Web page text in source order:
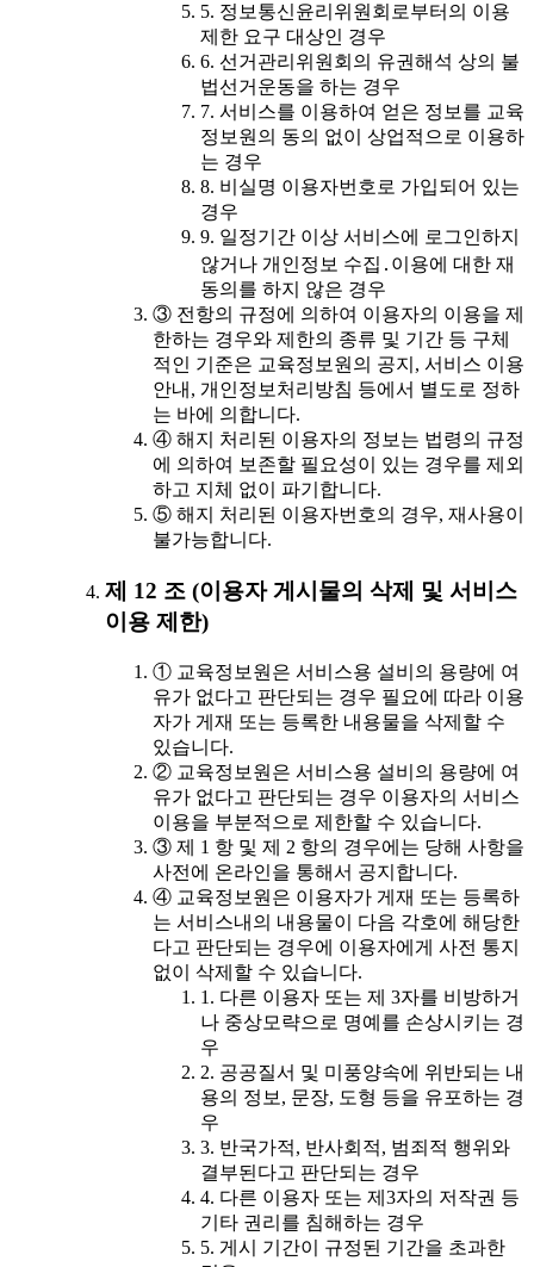
5. 정보통신윤리위원회로부터의 이용
제한 요구 대상인 경우
6. 선거관리위원회의 유권해석 상의 불
법선거운동을 하는 경우
7. 서비스를 이용하여 얻은 정보를 교육
정보원의 동의 없이 상업적으로 이용하
는 경우
8. 비실명 이용자번호로 가입되어 있는
경우
9. 일정기간 이상 서비스에 로그인하지
않거나 개인정보 수집․이용에 대한 재
동의를 하지 않은 경우
③ 전항의 규정에 의하여 이용자의 이용을 제
한하는 경우와 제한의 종류 및 기간 등 구체
적인 기준은 교육정보원의 공지, 서비스 이용
안내, 개인정보처리방침 등에서 별도로 정하
는 바에 의합니다.
④ 해지 처리된 이용자의 정보는 법령의 규정
에 의하여 보존할 필요성이 있는 경우를 제외
하고 지체 없이 파기합니다.
⑤ 해지 처리된 이용자번호의 경우, 재사용이
불가능합니다.
제 12 조 (이용자 게시물의 삭제 및 서비스
이용 제한)
① 교육정보원은 서비스용 설비의 용량에 여
유가 없다고 판단되는 경우 필요에 따라 이용
자가 게재 또는 등록한 내용물을 삭제할 수
있습니다.
② 교육정보원은 서비스용 설비의 용량에 여
유가 없다고 판단되는 경우 이용자의 서비스
이용을 부분적으로 제한할 수 있습니다.
③ 제 1 항 및 제 2 항의 경우에는 당해 사항을
사전에 온라인을 통해서 공지합니다.
④ 교육정보원은 이용자가 게재 또는 등록하
는 서비스내의 내용물이 다음 각호에 해당한
다고 판단되는 경우에 이용자에게 사전 통지
없이 삭제할 수 있습니다.
1. 다른 이용자 또는 제 3자를 비방하거
나 중상모략으로 명예를 손상시키는 경
우
2. 공공질서 및 미풍양속에 위반되는 내
용의 정보, 문장, 도형 등을 유포하는 경
우
3. 반국가적, 반사회적, 범죄적 행위와
결부된다고 판단되는 경우
4. 다른 이용자 또는 제3자의 저작권 등
기타 권리를 침해하는 경우
5. 게시 기간이 규정된 기간을 초과한